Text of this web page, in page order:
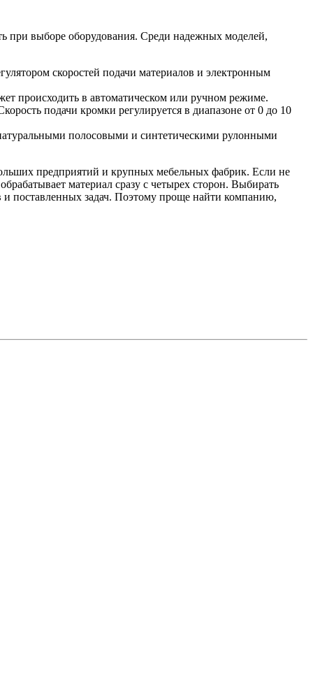
при выборе оборудования. Среди надежных моделей,
скоростей подачи материалов и электронным
происходить в автоматическом или ручном режиме.
подачи кромки регулируется в диапазоне от 0 до 10
полосовыми и синтетическими рулонными
предприятий и крупных мебельных фабрик. Если не
материал сразу с четырех сторон. Выбирать
и поставленных задач. Поэтому проще найти компанию,